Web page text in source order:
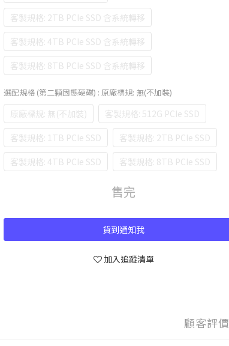
客製規格: 2TB PCIe SSD 含系統轉移
客製規格: 4TB PCIe SSD 含系統轉移
客製規格: 8TB PCIe SSD 含系統轉移
選配規格 (第二顆固態硬碟) : 原廠標規: 無(不加裝)
原廠標規: 無(不加裝)
客製規格: 512G PCIe SSD
客製規格: 1TB PCIe SSD
客製規格: 2TB PCIe SSD
客製規格: 4TB PCIe SSD
客製規格: 8TB PCIe SSD
售完
貨到通知我
加入追蹤清單
顧客評價